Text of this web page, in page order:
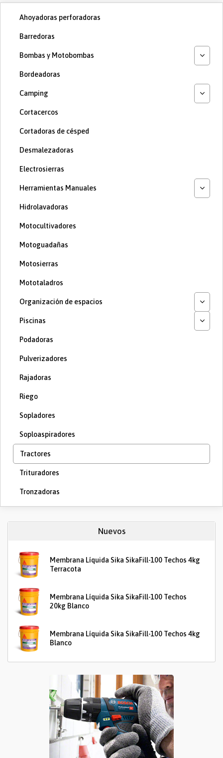
Ahoyadoras perforadoras
Barredoras
Bombas y Motobombas
Bordeadoras
Camping
Cortacercos
Cortadoras de césped
Desmalezadoras
Electrosierras
Herramientas Manuales
Hidrolavadoras
Motocultivadores
Motoguadañas
Motosierras
Mototaladros
Organización de espacios
Piscinas
Podadoras
Pulverizadores
Rajadoras
Riego
Sopladores
Soploaspiradores
Tractores
Trituradores
Tronzadoras
Nuevos
Membrana Líquida Sika SikaFill-100 Techos 4kg
Terracota
Membrana Líquida Sika SikaFill-100 Techos
20kg Blanco
Membrana Líquida Sika SikaFill-100 Techos 4kg
Blanco